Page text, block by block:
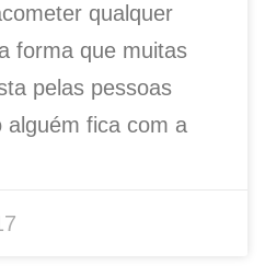
qualquer
forma que muitas
pelas pessoas
alguém fica com a